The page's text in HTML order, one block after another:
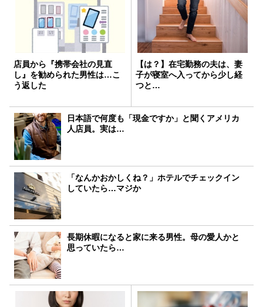
店員から『携帯会社の見直
し』を勧められた男性は…こ
う返した
【は？】在宅勤務の夫は、妻
子が寝室へ入ってから少し経
つと…
日本語で何度も「現金ですか」と聞くアメリカ
人店員。実は…
「なんかおかしくね？」ホテルでチェックイン
していたら…マジか
長期休暇になると家に来る男性。母の愛人かと
思っていたら…